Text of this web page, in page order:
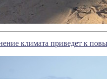
климата приведет к